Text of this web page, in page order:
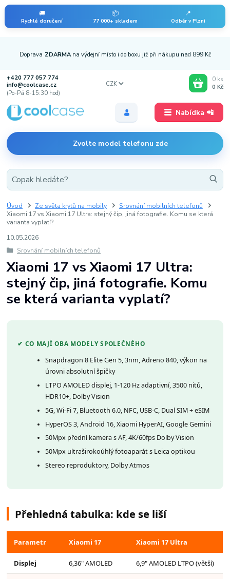
🚚
Rychlé doručení
📦
77 000+ skladem
📍
Odběr v Plzni
Nabídka 📲
Doprava ZDARMA na výdejní místo i do boxu již při nákupu nad 899 Kč
+420 777 057 774
info@coolcase.cz
(Po-Pá 8-15:30 hod)
Zvolte model telefonu zde
CZK
0 ks
0 Kč
Úvod Ze světa krytů na mobily
Srovnání mobilních telefonů
Xiaomi 17 vs Xiaomi 17 Ultra: stejný čip, jiná fotografie. Komu se která
varianta vyplatí?
10.05.2026
Srovnání mobilních telefonů
Xiaomi 17 vs Xiaomi 17 Ultra:
stejný čip, jiná fotografie. Komu
se která varianta vyplatí?
✔ CO MAJÍ OBA MODELY SPOLEČNÉHO
Snapdragon 8 Elite Gen 5, 3nm, Adreno 840, výkon na
úrovni absolutní špičky
LTPO AMOLED displej, 1-120 Hz adaptivní, 3500 nitů,
HDR10+, Dolby Vision
5G, Wi-Fi 7, Bluetooth 6.0, NFC, USB-C, Dual SIM + eSIM
HyperOS 3, Android 16, Xiaomi HyperAI, Google Gemini
50Mpx přední kamera s AF, 4K/60fps Dolby Vision
50Mpx ultraširokoúhlý fotoaparát s Leica optikou
Stereo reproduktory, Dolby Atmos
Přehledná tabulka: kde se liší
Parametr Xiaomi 17 Xiaomi 17 Ultra
Displej 6,36" AMOLED 6,9" AMOLED LTPO (větší)